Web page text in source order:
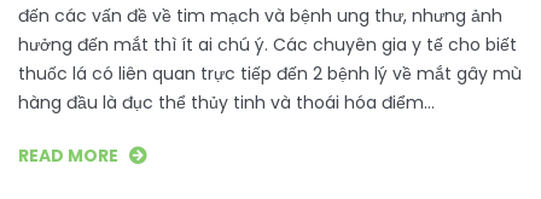
đến các vấn đề về tim mạch và bệnh ung thư, nhưng ảnh
hưởng đến mắt thì ít ai chú ý. Các chuyên gia y tế cho biết
thuốc lá có liên quan trực tiếp đến 2 bệnh lý về mắt gây mù
hàng đầu là đục thể thủy tinh và thoái hóa điểm…
READ MORE